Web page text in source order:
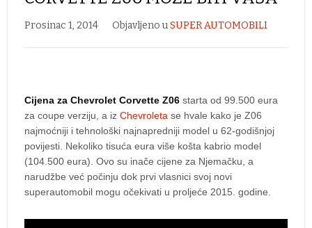
Prosinac 1, 2014 Objavljeno uSUPER AUTOMOBILI
Cijena za Chevrolet Corvette Z06 starta od 99.500 eura
za coupe verziju, a iz Chevroleta se hvale kako je Z06
najmoćniji i tehnološki najnapredniji model u 62-godišnjoj
povijesti. Nekoliko tisuća eura više košta kabrio model
(104.500 eura). Ovo su inače cijene za Njemačku, a
narudžbe već počinju dok prvi vlasnici svoj novi
superautomobil mogu očekivati u proljeće 2015. godine.